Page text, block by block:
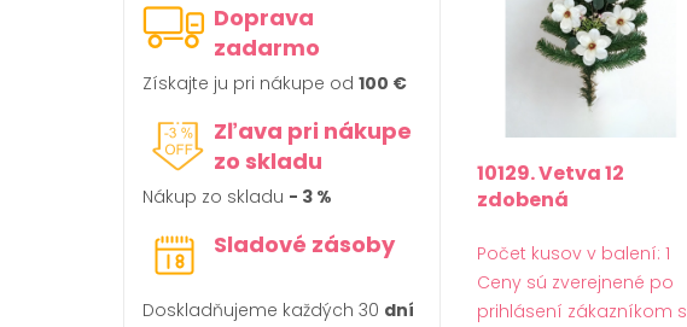
Doprava
zadarmo
Získajte ju pri nákupe od 100 €
Zľava pri nákupe
zo skladu
Nákup zo skladu - 3 %
Sladové zásoby
Doskladňujeme každých 30 dní
10129. Vetva 12
zdobená
Počet kusov v balení: 1
Ceny sú zverejnené po
prihlásení zákazníkom s